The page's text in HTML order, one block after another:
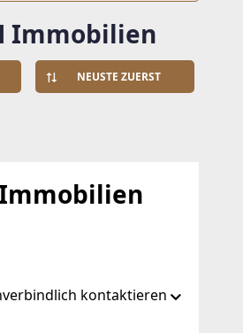
Immobilien
NEUSTE ZUERST
Immobilien
kontaktieren